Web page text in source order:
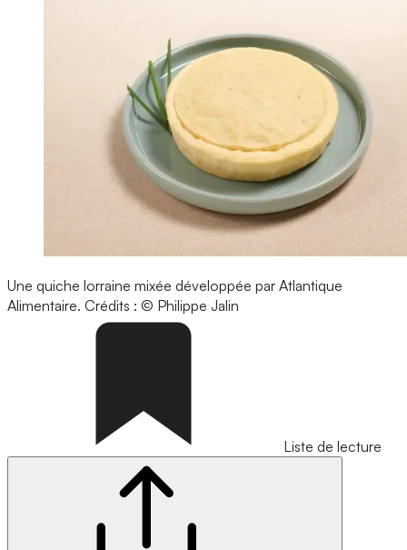
Une quiche lorraine mixée développée par Atlantique
Alimentaire. Crédits : © Philippe Jalin
Liste de lecture